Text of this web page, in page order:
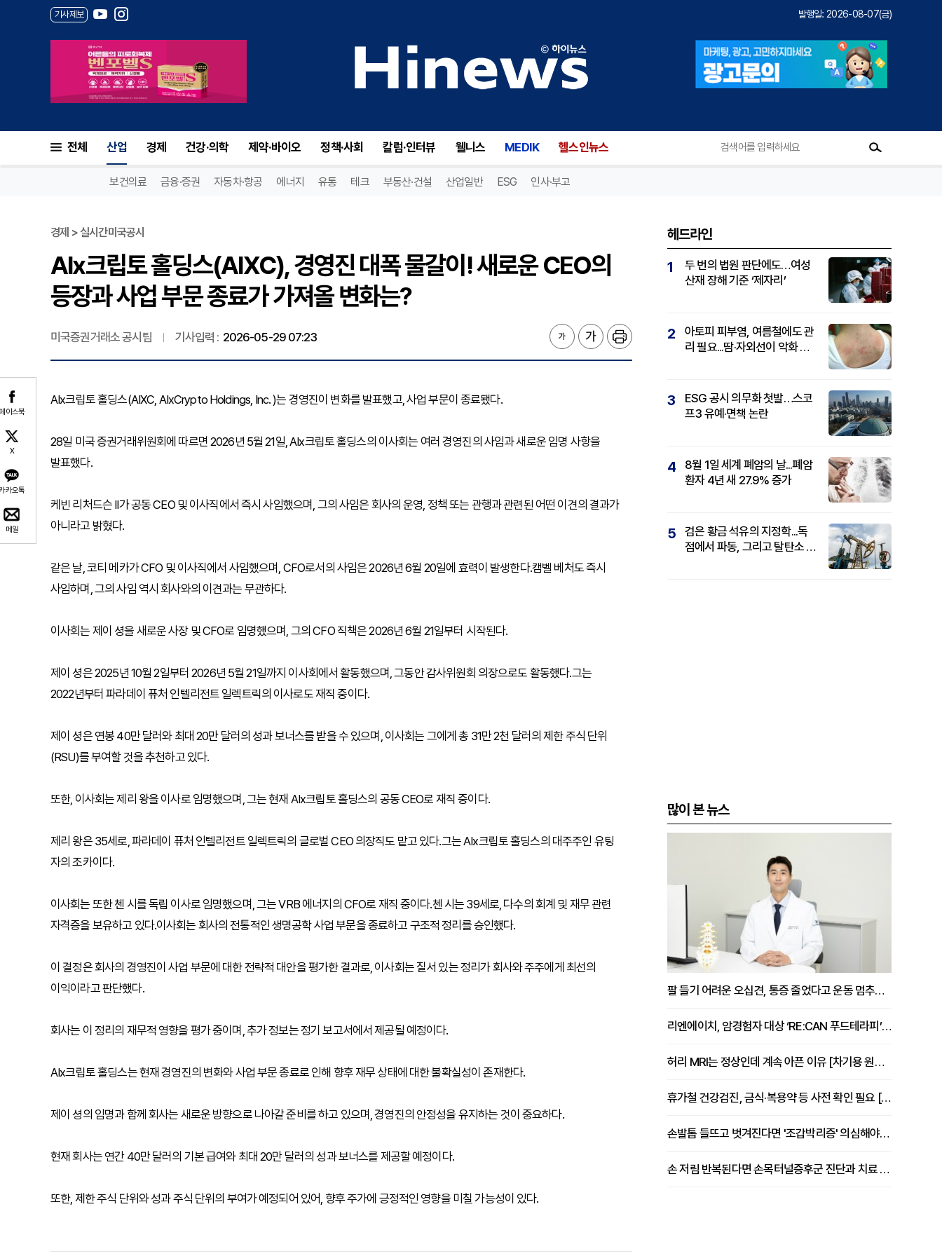
기사제보 발행일: 2026-08-07(금)
전체 산업 경제 건강·의학 제약·바이오 정책·사회 칼럼·인터뷰 웰니스 MEDIK 헬스인뉴스
보건의료 금융·증권 자동차·항공 에너지 유통 테크 부동산·건설 산업일반 ESG 인사·부고
이스북
X
카오톡
메일
경제 > 실시간미국공시
AIx크립토 홀딩스(AIXC), 경영진 대폭 물갈이! 새로운 CEO의
등장과 사업 부문 종료가 가져올 변화는?
미국증권거래소 공시팀 기사입력 : 2026-05-29 07:23
AIx크립토 홀딩스(AIXC, AIxCrypto Holdings, Inc. )는 경영진이 변화를 발표했고, 사업 부문이 종료됐다.
28일 미국 증권거래위원회에 따르면 2026년 5월 21일, AIx크립토 홀딩스의 이사회는 여러 경영진의 사임과 새로운 임명 사항을
발표했다.
케빈 리처드슨 II가 공동 CEO 및 이사직에서 즉시 사임했으며, 그의 사임은 회사의 운영, 정책 또는 관행과 관련된 어떤 이견의 결과가
아니라고 밝혔다.
같은 날, 코티 메카가 CFO 및 이사직에서 사임했으며, CFO로서의 사임은 2026년 6월 20일에 효력이 발생한다.캠벨 베처도 즉시
사임하며, 그의 사임 역시 회사와의 이견과는 무관하다.
이사회는 제이 셩을 새로운 사장 및 CFO로 임명했으며, 그의 CFO 직책은 2026년 6월 21일부터 시작된다.
제이 셩은 2025년 10월 2일부터 2026년 5월 21일까지 이사회에서 활동했으며, 그동안 감사위원회 의장으로도 활동했다.그는
2022년부터 파라데이 퓨처 인텔리전트 일렉트릭의 이사로도 재직 중이다.
제이 셩은 연봉 40만 달러와 최대 20만 달러의 성과 보너스를 받을 수 있으며, 이사회는 그에게 총 31만 2천 달러의 제한 주식 단위
(RSU)를 부여할 것을 추천하고 있다.
또한, 이사회는 제리 왕을 이사로 임명했으며, 그는 현재 AIx크립토 홀딩스의 공동 CEO로 재직 중이다.
제리 왕은 35세로, 파라데이 퓨처 인텔리전트 일렉트릭의 글로벌 CEO 의장직도 맡고 있다.그는 AIx크립토 홀딩스의 대주주인 유팅
자의 조카이다.
이사회는 또한 첸 시를 독립 이사로 임명했으며, 그는 VRB 에너지의 CFO로 재직 중이다.첸 시는 39세로, 다수의 회계 및 재무 관련
자격증을 보유하고 있다.이사회는 회사의 전통적인 생명공학 사업 부문을 종료하고 구조적 정리를 승인했다.
이 결정은 회사의 경영진이 사업 부문에 대한 전략적 대안을 평가한 결과로, 이사회는 질서 있는 정리가 회사와 주주에게 최선의
이익이라고 판단했다.
회사는 이 정리의 재무적 영향을 평가 중이며, 추가 정보는 정기 보고서에서 제공될 예정이다.
AIx크립토 홀딩스는 현재 경영진의 변화와 사업 부문 종료로 인해 향후 재무 상태에 대한 불확실성이 존재한다.
제이 셩의 임명과 함께 회사는 새로운 방향으로 나아갈 준비를 하고 있으며, 경영진의 안정성을 유지하는 것이 중요하다.
현재 회사는 연간 40만 달러의 기본 급여와 최대 20만 달러의 성과 보너스를 제공할 예정이다.
또한, 제한 주식 단위와 성과 주식 단위의 부여가 예정되어 있어, 향후 주가에 긍정적인 영향을 미칠 가능성이 있다.
헤드라인
1
두 번의 법원 판단에도…여성
산재 장해 기준 ‘제자리’
2
아토피 피부염, 여름철에도 관
리 필요...땀·자외선이 악화 요
3
ESG 공시 의무화 첫발…스코
프3 유예·면책 논란
4
8월 1일 세계 폐암의 날...폐암
환자 4년 새 27.9% 증가
5
검은 황금 석유의 지정학...독
점에서 파동, 그리고 탈탄소 패
많이 본 뉴스
팔 들기 어려운 오십견, 통증 줄었다고 운동 멈추면 안 되는 이유 [이병욱 원장 칼럼]
리엔에이치, 암경험자 대상 ‘RE:CAN 푸드테라피’ 운영
허리 MRI는 정상인데 계속 아픈 이유 [차기용 원장 칼럼]
휴가철 건강검진, 금식·복용약 등 사전 확인 필요 [정도감 원장 칼럼]
손발톱 들뜨고 벗겨진다면 '조갑박리증' 의심해야 [김철윤 원장 칼럼]
손 저림 반복된다면 손목터널증후군 진단과 치료 시기 살펴야 [김동현 원장 칼럼]